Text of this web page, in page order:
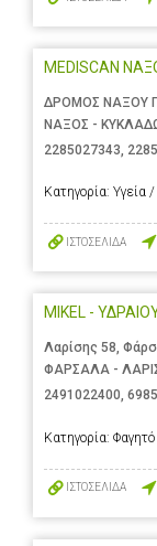
MEDISCAN
ΔΡΟΜΟΣ ΝΑΞΟΥ
ΝΑΞΟΣ -
2285027343,
Κατηγορία: Υγεία /
ΙΣΤΟΣΕΛΙΔΑ
MIKEL -
Λαρίσης 58,
ΦΑΡΣΑΛΑ -
2491022400,
Κατηγορία:
ΙΣΤΟΣΕΛΙΔΑ